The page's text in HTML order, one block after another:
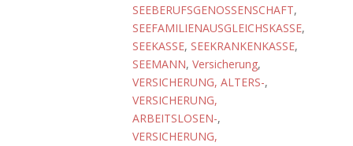
SEEBERUFSGENOSSENSCHAFT,
SEEFAMILIENAUSGLEICHSKASSE,
SEEKASSE, SEEKRANKENKASSE,
SEEMANN, Versicherung,
VERSICHERUNG, ALTERS-,
VERSICHERUNG,
ARBEITSLOSEN-,
VERSICHERUNG,